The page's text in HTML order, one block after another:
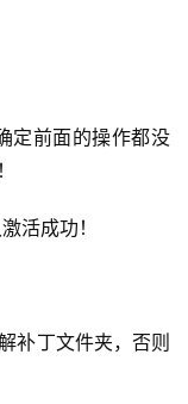
定前面的操作都没
活成功！
补丁文件夹，否则